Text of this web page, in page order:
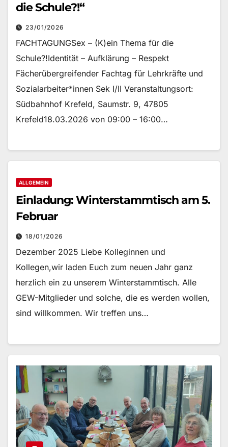
die Schule?!“
23/01/2026
FACHTAGUNGSex – (K)ein Thema für die
Schule?!Identität – Aufklärung – Respekt
Fächerübergreifender Fachtag für Lehrkräfte und
Sozialarbeiter*innen Sek I/II Veranstaltungsort:
Südbahnhof Krefeld, Saumstr. 9, 47805
Krefeld18.03.2026 von 09:00 – 16:00…
ALLGEMEIN
Einladung: Winterstammtisch am 5.
Februar
18/01/2026
Dezember 2025 Liebe Kolleginnen und
Kollegen,wir laden Euch zum neuen Jahr ganz
herzlich ein zu unserem Winterstammtisch. Alle
GEW-Mitglieder und solche, die es werden wollen,
sind willkommen. Wir treffen uns…